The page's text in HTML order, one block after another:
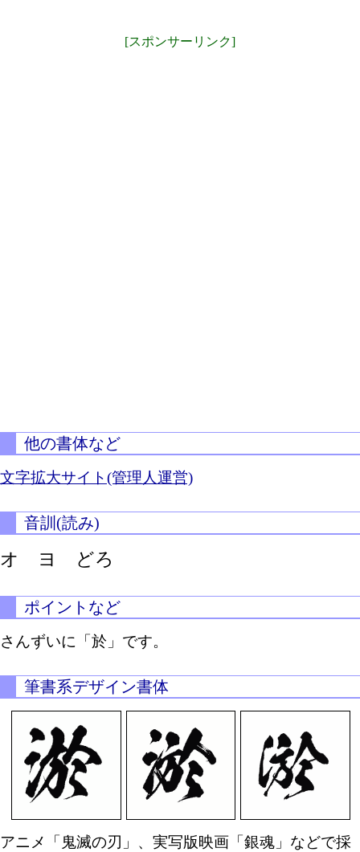
[スポンサーリンク]
他の書体など
文字拡大サイト(管理人運営)
音訓(読み)
オ ヨ どろ
ポイントなど
さんずいに「於」です。
筆書系デザイン書体
アニメ「鬼滅の刃」、実写版映画「銀魂」などで採